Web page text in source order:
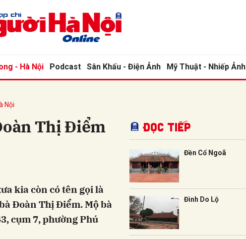
- Hà Nội Podcast Sân Khấu - Điện Ảnh Mỹ Thuật - Nhiếp Ảnh
Nội
Thị Điểm
kia còn có tên gọi là
Đoàn Thị Điểm. Mộ bà
cụm 7, phường Phú
Đọc tiếp
Đền Cổ Ngoã
Đình Do Lộ
Gửi